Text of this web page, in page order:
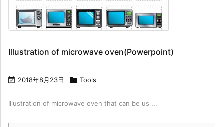
Illustration of microwave oven(Powerpoint)
 2018年8月23日  Tools
Illustration of microwave oven that can be us ...